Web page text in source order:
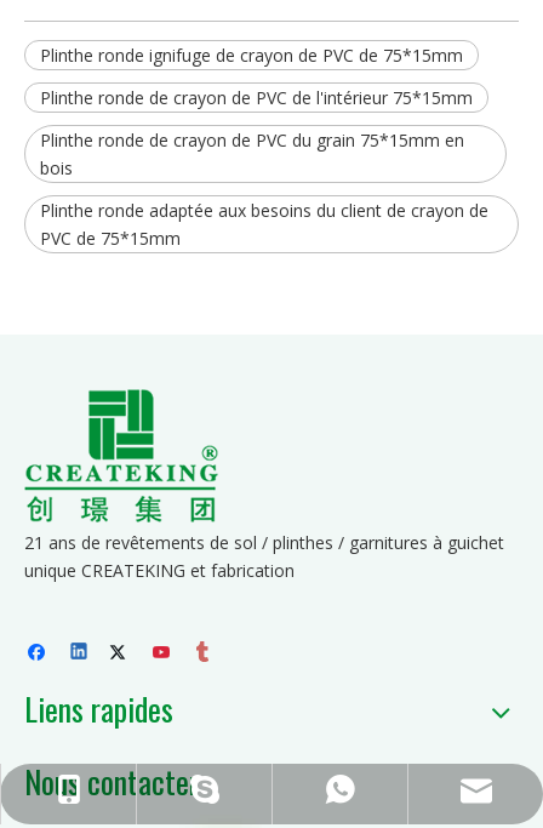
Plinthe ronde ignifuge de crayon de PVC de 75*15mm
Plinthe ronde de crayon de PVC de l'intérieur 75*15mm
Plinthe ronde de crayon de PVC du grain 75*15mm en
bois
Plinthe ronde adaptée aux besoins du client de crayon de
PVC de 75*15mm
21 ans de revêtements de sol / plinthes / garnitures à guichet
unique CREATEKING et fabrication
+86-13929113888
+86-13928691588
ck_Lucky@gdcreateking.com
Liens rapides
Nous contacter